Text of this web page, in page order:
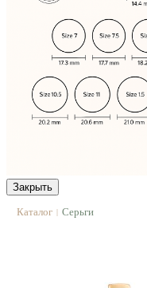
Закрыть
Каталог | Серьги